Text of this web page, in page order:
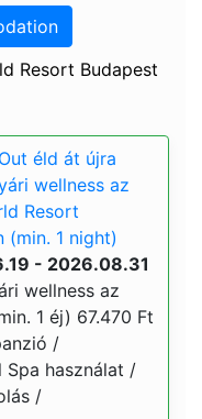
Resort Budapest
éld át újra
wellness az
Resort
(min. 1 night)
- 2026.08.31
wellness az
1 éj) 67.470 Ft
/
használat /
/